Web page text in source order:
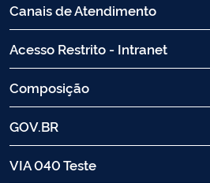
Canais de Atendimento
Acesso Restrito - Intranet
Composição
GOV.BR
VIA 040 Teste